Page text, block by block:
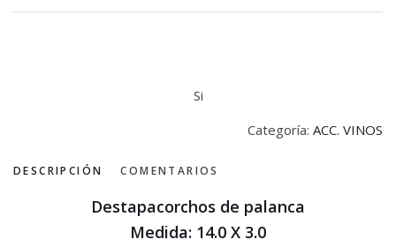
Si
Categoría: ACC. VINOS
DESCRIPCIÓN COMENTARIOS
Destapacorchos de palanca
Medida: 14.0 X 3.0